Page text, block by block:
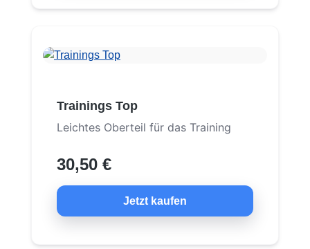
Trainings Top
Leichtes Oberteil für das Training
30,50 €
Jetzt kaufen